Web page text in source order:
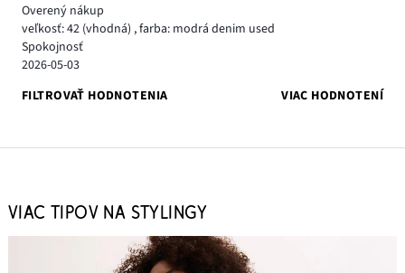
Overený nákup
veľkosť: 42 (vhodná) ,farba: modrá denim used
Spokojnosť
2026-05-03
FILTROVAŤ HODNOTENIA
VIAC HODNOTENÍ
VIAC TIPOV NA STYLINGY